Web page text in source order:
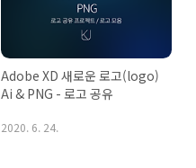
Adobe XD 새로운 로고(logo)
Ai & PNG - 로고 공유
2020. 6. 24.